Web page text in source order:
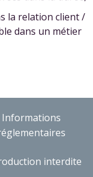
la relation client /
dans un métier
Informations
interdite